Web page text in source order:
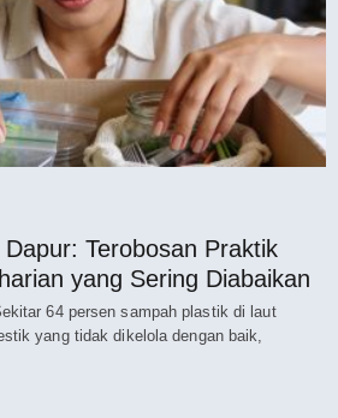
Terobosan Praktik
yang Sering Diabaikan
64 persen sampah plastik di laut
yang tidak dikelola dengan baik,